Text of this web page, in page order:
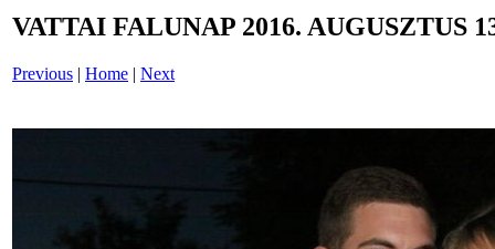
VATTAI FALUNAP 2016. AUGUSZTUS
Previous | Home | Next